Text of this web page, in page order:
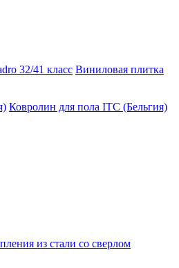
32/41 класс Виниловая плитка
Ковролин для пола ITC (Бельгия)
из стали со сверлом